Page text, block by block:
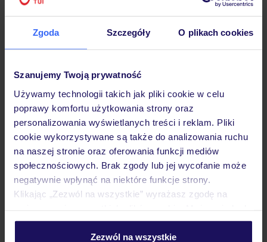
Zgoda Szczegóły O plikach cookies
Szanujemy Twoją prywatność
Używamy technologii takich jak pliki cookie w celu
poprawy komfortu użytkowania strony oraz
personalizowania wyświetlanych treści i reklam. Pliki
cookie wykorzystywane są także do analizowania ruchu
na naszej stronie oraz oferowania funkcji mediów
społecznościowych. Brak zgody lub jej wycofanie może
negatywnie wpłynąć na niektóre funkcje strony.
Klikając „Zezwól na wszystkie” wyrażasz zgodę na
personalizować swój wybór wchodząc w zakładkę
Zezwól na wszystkie
Pokoje
Wyżywienie
Atrakcje